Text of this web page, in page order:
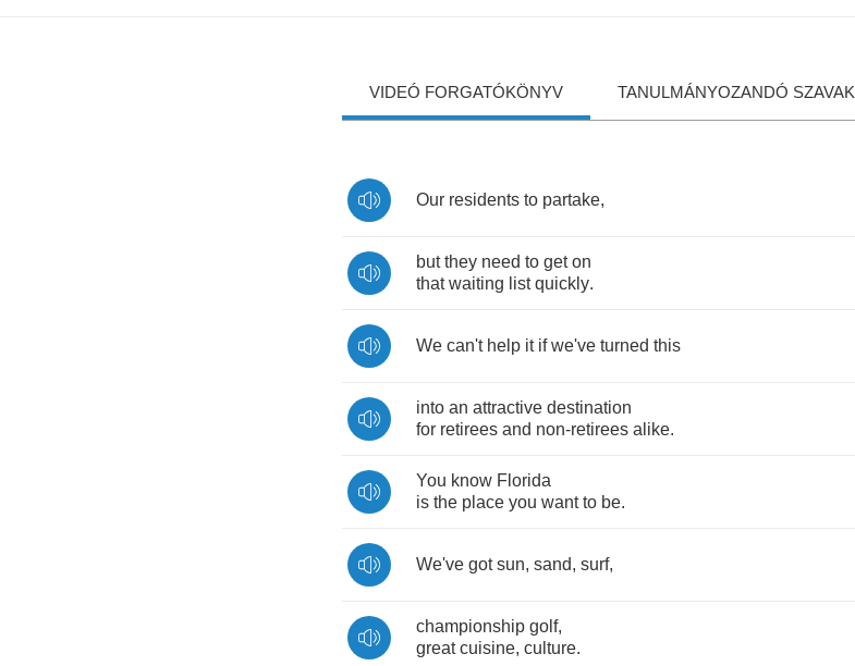
VIDEÓ FORGATÓKÖNYV TANULMÁNYOZANDÓ SZAVAK
Our residents to partake,
but they need to get on
that waiting list quickly.
We can't help it if we've turned this
into an attractive destination
for retirees and non-retirees alike.
You know Florida
is the place you want to be.
We've got sun, sand, surf,
championship golf,
great cuisine, culture.